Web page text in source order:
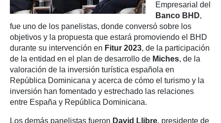
Empresarial del
Banco BHD,
fue uno de los panelistas, donde conversó sobre los
objetivos y la propuesta que estará promoviendo el BHD
durante su intervención en Fitur 2023, de la participación
de la entidad en el plan de desarrollo de Miches, de la
valoración de la inversión turística española en
República Dominicana y acerca de cómo el turismo y la
inversión han fomentado y estrechado las relaciones
entre España y República Dominicana.
Los demás panelistas fueron David Llibre, presidente de